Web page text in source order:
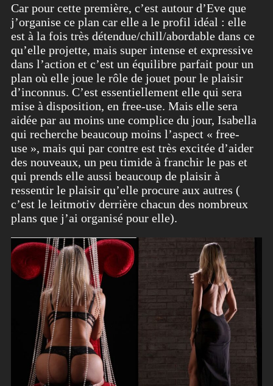
Car pour cette première, c’est autour d’Eve que
j’organise ce plan car elle a le profil idéal : elle
est à la fois très détendue/chill/abordable dans ce
qu’elle projette, mais super intense et expressive
dans l’action et c’est un équilibre parfait pour un
plan où elle joue le rôle de jouet pour le plaisir
d’inconnus. C’est essentiellement elle qui sera
mise à disposition, en free-use. Mais elle sera
aidée par au moins une complice du jour, Isabella
qui recherche beaucoup moins l’aspect « free-
use », mais qui par contre est très excitée d’aider
des nouveaux, un peu timide à franchir le pas et
qui prends elle aussi beaucoup de plaisir à
ressentir le plaisir qu’elle procure aux autres (
c’est le leitmotiv derrière chacun des nombreux
plans que j’ai organisé pour elle).